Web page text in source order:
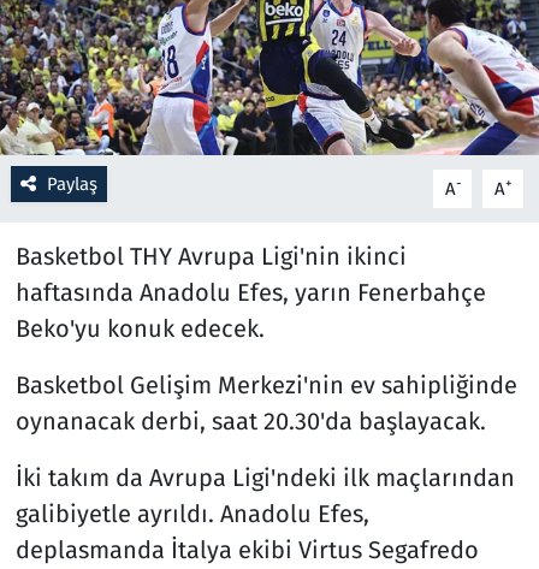
Paylaş A- A+
Basketbol THY Avrupa Ligi'nin ikinci
haftasında Anadolu Efes, yarın Fenerbahçe
Beko'yu konuk edecek.
Basketbol Gelişim Merkezi'nin ev sahipliğinde
oynanacak derbi, saat 20.30'da başlayacak.
İki takım da Avrupa Ligi'ndeki ilk maçlarından
galibiyetle ayrıldı. Anadolu Efes,
deplasmanda İtalya ekibi Virtus Segafredo
Resmi İlanlar
Rüya Tabirleri
Sağlık
Savunma Sanayi
Seçim 2023
Spor
Teknoloji ve Bilim